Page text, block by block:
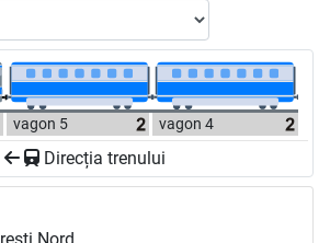
vagon 5 vagon 4
Direcția trenului